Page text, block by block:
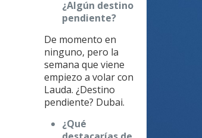
¿Algún destino
pendiente?
De momento en
ninguno, pero la
semana que viene
empiezo a volar con
Lauda. ¿Destino
pendiente? Dubai.
¿Qué